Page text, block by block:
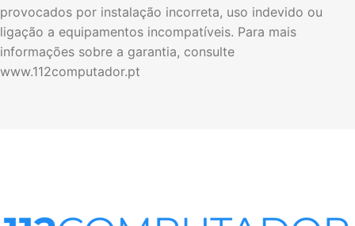
provocados por instalação incorreta, uso indevido ou
ligação a equipamentos incompatíveis. Para mais
informações sobre a garantia, consulte
www.112computador.pt